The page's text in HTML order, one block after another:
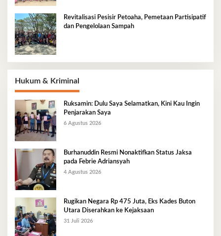
Revitalisasi Pesisir Petoaha, Pemetaan Partisipatif
dan Pengelolaan Sampah
Hukum & Kriminal
Ruksamin: Dulu Saya Selamatkan, Kini Kau Ingin
Penjarakan Saya
6 Agustus 2026
Burhanuddin Resmi Nonaktifkan Status Jaksa
pada Febrie Adriansyah
4 Agustus 2026
Rugikan Negara Rp 475 Juta, Eks Kades Buton
Utara Diserahkan ke Kejaksaan
31 Juli 2026